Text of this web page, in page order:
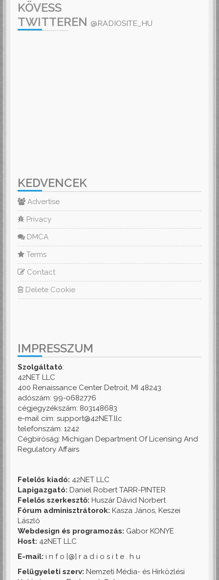
KÖVESS
TWITTEREN @RADIOSITE_HU
KEDVENCEK
Advertise
Privacy
DMCA
Terms
Contact
Delete Cookie
IMPRESSZUM
Szolgáltató:
42NET LLC
400 Renaissance Center Detroit, MI 48243
adószám: 99-0682776
cégjegyzékszám: 803148683
e-mail cím: support@42NET.llc
telefonszám: 1242
Cégbíróság: Michigan Department Of Licensing And
Regulatory Affairs
Felelős kiadó: 42NET LLC
Lapigazgató: Daniel Robert TARR-PINTER
Felelős szerkesztő: Huszár Dávid Norbert
Fórum adminisztrátorok: Kasza János, Keszei
László
Webdesign és programozás: Gabor KONYE
Host: 42NET LLC
E-mail: i n f o [@] r a d i o s i t e . h u
Felügyeleti szerv: Nemzeti Média- és Hírközlési